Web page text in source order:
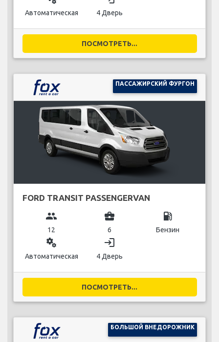
Автоматическая 4 Дверь
ПОСМОТРЕТЬ...
ПАССАЖИРСКИЙ ФУРГОН
FORD TRANSIT PASSENGERVAN
group
12
business_center
6
local_gas_station
Бензин
miscellaneous_services
Автоматическая
login
4 Дверь
ПОСМОТРЕТЬ...
БОЛЬШОЙ ВНЕДОРОЖНИК